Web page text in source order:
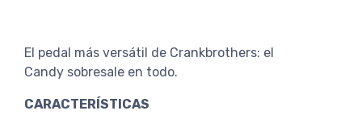
El pedal más versátil de Crankbrothers: el
Candy sobresale en todo.
CARACTERÍSTICAS